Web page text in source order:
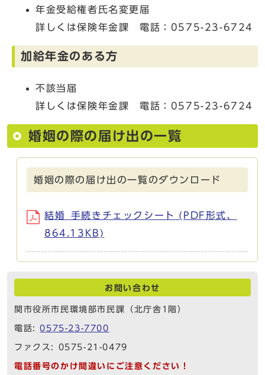
年金受給権者氏名変更届
詳しくは保険年金課 電話：0575-23-6724
加給年金のある方
不該当届
詳しくは保険年金課 電話：0575-23-6724
婚姻の際の届け出の一覧
婚姻の際の届け出の一覧のダウンロード
結婚_手続きチェックシート (PDF形式、
864.13KB)
お問い合わせ
関市役所市民環境部市民課（北庁舎1階）
電話:0575-23-7700
ファクス: 0575-21-0479
電話番号のかけ間違いにご注意ください！